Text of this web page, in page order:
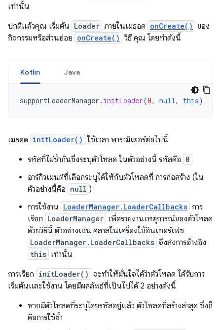
เท่านั้น
ปกติแล้วคุณ เริ่มต้น Loader ภายในเมธอด onCreate() ของ
กิจกรรมหรือส่วนย่อย onCreate() วิธี คุณ โดยทำดังนี้
Kotlin Java
supportLoaderManager . initLoader(0, null, this)
เมธอด initLoader() ใช้เวลา พารามิเตอร์ต่อไปนี้
รหัสที่ไม่ซ้ำกันซึ่งระบุตัวโหลด ในตัวอย่างนี้ รหัสคือ 0
อาร์กิวเมนต์ที่เลือกระบุได้ให้กับตัวโหลดที่ การก่อสร้าง (ใน
ตัวอย่างนี้คือ null )
การใช้งาน LoaderManager.LoaderCallbacks การ
เรียก LoaderManager เพื่อรายงานเหตุการณ์ของตัวโหลด
ด้วยวิธีนี้ ตัวอย่างเช่น คลาสในเครื่องใช้อินเทอร์เฟซ
LoaderManager.LoaderCallbacks จึงส่งการอ้างอิง
this เท่านั้น
การเรียก initLoader() จะทำให้มั่นใจได้ว่าตัวโหลด ได้รับการ
เริ่มต้นและใช้งาน โดยมีผลลัพธ์ที่เป็นไปได้ 2 อย่างดังนี้
หากมีตัวโหลดที่ระบุโดยรหัสอยู่แล้ว ตัวโหลดที่สร้างล่าสุด ซึ่งก็
คือการใช้ซ้ำ